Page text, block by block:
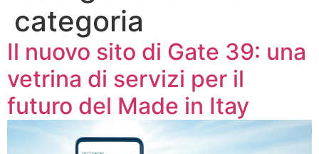
categoria
Il nuovo sito di Gate 39: una
vetrina di servizi per il
futuro del Made in Itay